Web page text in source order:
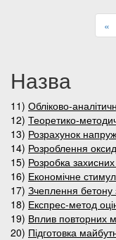
«
Назва
11) Обліково-
12) Теоретико-
13) Розрахунок
14) Розроблення
15) Розробка
16) Економічне
17) Зчеплення
18) Експрес-метод
19) Вплив повторних
20) Підготовка